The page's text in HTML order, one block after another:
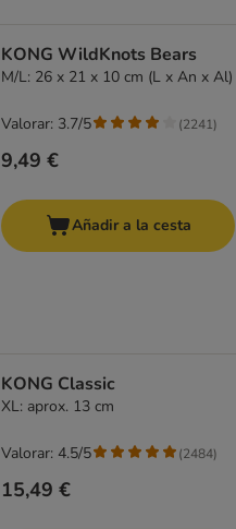
KONG WildKnots Bears
M/L: 26 x 21 x 10 cm (L x An x Al)
9,49 €
Valorar: 3.7/5 (2241)
Añadir a la cesta
KONG Classic
XL: aprox. 13 cm
15,49 €
Valorar: 4.5/5 (2484)